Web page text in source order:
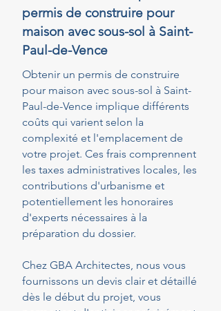
permis de construire pour
maison avec sous-sol à Saint-
Paul-de-Vence
Obtenir un permis de construire
pour maison avec sous-sol à Saint-
Paul-de-Vence implique différents
coûts qui varient selon la
complexité et l'emplacement de
votre projet. Ces frais comprennent
les taxes administratives locales, les
contributions d'urbanisme et
potentiellement les honoraires
d'experts nécessaires à la
préparation du dossier.
Chez GBA Architectes, nous vous
fournissons un devis clair et détaillé
dès le début du projet, vous